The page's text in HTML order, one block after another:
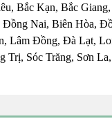
Bắc Kạn, Bắc
Nai, Biên Hòa,
Lâm Đồng, Đà Lạt,
Trị, Sóc Trăng, Sơn